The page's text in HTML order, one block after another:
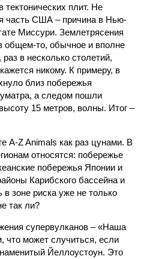
тектонических плит. Не
часть США – причина в Нью-
Миссури. Землетрясения
общем-то, обычное и вполне
в несколько столетий,
никому. К примеру, в
близ побережья
а следом пошли
15 метров, волны. Итог –
A-Z Animals как раз цунами. В
относятся: побережье
побережья Японии и
Карибского бассейна и
зоне риска уже не только
так ли?
супервулканов – «Наша
что может случиться, если
Йеллоустоун. Это